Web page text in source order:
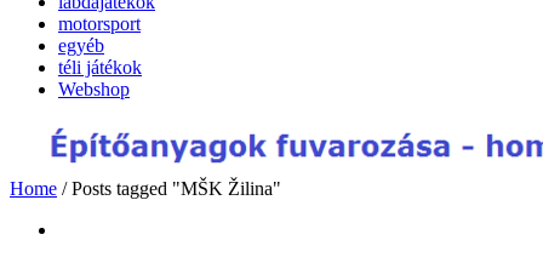
motorsport
egyéb
téli játékok
Webshop
Home /Posts tagged "MŠK Žilina"